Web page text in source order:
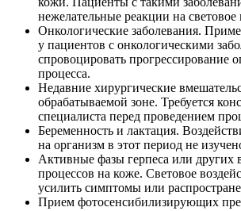
нежелательные реакции на световое
Онкологические заболевания.
у пациентов с онкологическими
спровоцировать прогрессирование
процесса.
Недавние хирургические
обрабатываемой зоне. Требуется
специалиста перед проведением
Беременность и лактация.
на организм в этот период не
Активные фазы герпеса или других
процессов на коже. Световое
усилить симптомы или
Прием фотосенсибилизирующих